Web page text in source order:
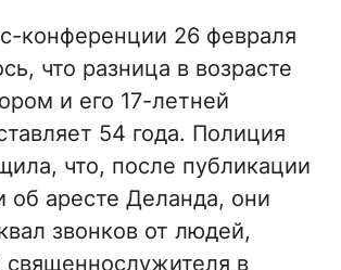
конференции 26 февраля
что разница в возрасте
и его 17-летней
54 года. Полиция
что, после публикации
об аресте Деланда, они
звонков от людей,
священнослужителя в